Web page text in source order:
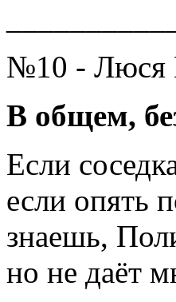
№10 - Люся
В общем,
Если
если опять
знаешь,
но не даёт